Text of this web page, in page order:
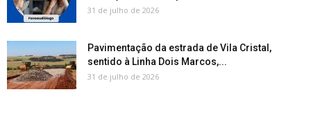
31 de julho de 2026
Pavimentação da estrada de Vila Cristal,
sentido à Linha Dois Marcos,...
31 de julho de 2026